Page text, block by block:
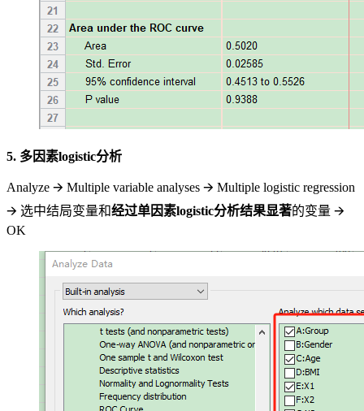
5. 多因素logistic分析
Analyze 🡪 Multiple variable analyses 🡪 Multiple logistic regression
🡪 选中结局变量和经过单因素logistic分析结果显著的变量 🡪
OK